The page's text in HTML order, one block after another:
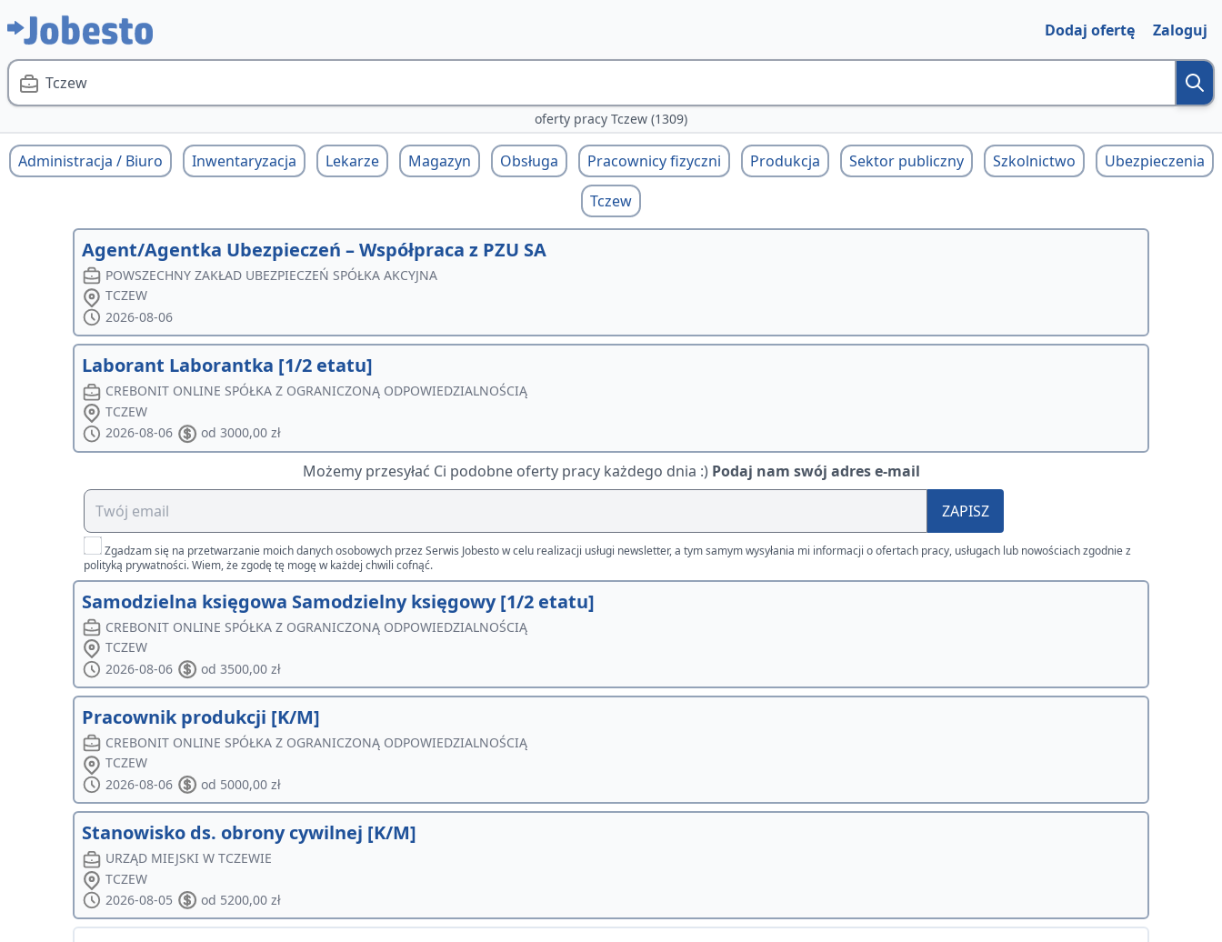
Dodaj ofertę Zaloguj
Tczew
oferty pracy Tczew (1309)
Administracja / Biuro Inwentaryzacja Lekarze Magazyn Obsługa Pracownicy fizyczni Produkcja Sektor publiczny Szkolnictwo
Ubezpieczenia
Tczew
Agent/Agentka Ubezpieczeń – Współpraca z PZU SA
POWSZECHNY ZAKŁAD UBEZPIECZEŃ SPÓŁKA AKCYJNA
TCZEW
2026-08-06
Laborant Laborantka [1/2 etatu]
CREBONIT ONLINE SPÓŁKA Z OGRANICZONĄ ODPOWIEDZIALNOŚCIĄ
TCZEW
2026-08-06
od 3000,00 zł
Możemy przesyłać Ci podobne oferty pracy każdego dnia :) Podaj nam swój adres e-mail
ZAPISZ
Zgadzam się na przetwarzanie moich danych osobowych przez Serwis Jobesto w celu realizacji usługi newsletter, a tym samym wysyłania mi informacji o ofertach pracy, usługach lub nowościach zgodnie z
polityką prywatności. Wiem, że zgodę tę mogę w każdej chwili cofnąć.
Samodzielna księgowa Samodzielny księgowy [1/2 etatu]
CREBONIT ONLINE SPÓŁKA Z OGRANICZONĄ ODPOWIEDZIALNOŚCIĄ
TCZEW
2026-08-06
od 3500,00 zł
Pracownik produkcji [K/M]
CREBONIT ONLINE SPÓŁKA Z OGRANICZONĄ ODPOWIEDZIALNOŚCIĄ
TCZEW
2026-08-06
od 5000,00 zł
Stanowisko ds. obrony cywilnej [K/M]
URZĄD MIEJSKI W TCZEWIE
TCZEW
2026-08-05
od 5200,00 zł